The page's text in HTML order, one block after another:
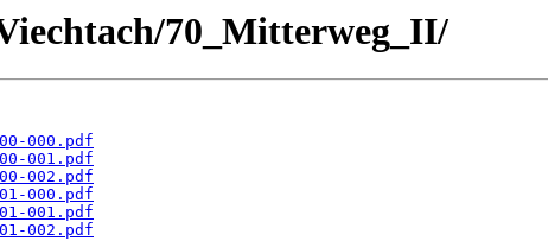
70_Mitterweg_II/
000.pdf
001.pdf
002.pdf
000.pdf
001.pdf
002.pdf